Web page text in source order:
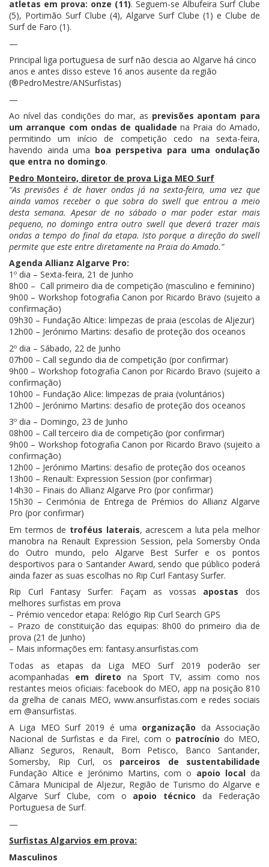
atletas em prova: onze (11). Seguem-se Albufeira Surf Clube
(5), Portimão Surf Clube (4), Algarve Surf Clube (1) e Clube de
Surf de Faro (1).
—
Principal liga portuguesa de surf não descia ao Algarve há cinco
anos e antes disso esteve 16 anos ausente da região
(®PedroMestre/ANSurfistas)
—
Ao nível das condições do mar, as previsões apontam para
um arranque com ondas de qualidade na Praia do Amado,
permitindo um início de competição cedo na sexta-feira,
havendo ainda uma boa perspetiva para uma ondulação
que entra no domingo.
Pedro Monteiro, diretor de prova Liga MEO Surf
“As previsões é de haver ondas já na sexta-feira, uma vez que
ainda vamos receber o que sobra do swell que entrou a meio
desta semana. Apesar de no sábado o mar poder estar mais
pequeno, no domingo entra outro swell que deverá trazer mais
ondas a tempo do final da etapa. Isto porque a direção do swell
permite que este entre diretamente na Praia do Amado.”
Agenda Allianz Algarve Pro:
1º dia – Sexta-feira, 21 de Junho
8h00 – Call primeiro dia de competição (masculino e feminino)
9h00 – Workshop fotografia Canon por Ricardo Bravo (sujeito a
confirmação)
09h30 – Fundação Altice: limpezas de praia (escolas de Aljezur)
12h00 – Jerónimo Martins: desafio de proteção dos oceanos
2º dia – Sábado, 22 de Junho
07h00 – Call segundo dia de competição (por confirmar)
9h00 – Workshop fotografia Canon por Ricardo Bravo (sujeito a
confirmação)
10h00 – Fundação Alice: limpezas de praia (voluntários)
12h00 – Jerónimo Martins: desafio de proteção dos oceanos
3º dia – Domingo, 23 de Junho
08h00 – Call terceiro dia de competição (por confirmar)
9h00 – Workshop fotografia Canon por Ricardo Bravo (sujeito a
confirmação)
12h00 – Jerónimo Martins: desafio de proteção dos oceanos
13h00 – Renault: Expression Session (por confirmar)
14h30 – Finais do Allianz Algarve Pro (por confirmar)
15h30 – Cerimónia de Entrega de Prémios do Allianz Algarve
Pro (por confirmar)
Em termos de troféus laterais, acrescem a luta pela melhor
manobra na Renault Expression Session, pela Somersby Onda
do Outro mundo, pelo Algarve Best Surfer e os pontos
desportivos para o Santander Award, sendo que público poderá
ainda fazer as suas escolhas no Rip Curl Fantasy Surfer.
Rip Curl Fantasy Surfer: Façam as vossas apostas dos
melhores surfistas em prova
– Prémio vencedor etapa: Relógio Rip Curl Search GPS
– Prazo de constituição das equipas: 8h00 do primeiro dia de
prova (21 de Junho)
– Mais informações em: fantasy.ansurfistas.com
Todas as etapas da Liga MEO Surf 2019 poderão ser
acompanhadas em direto na Sport TV, assim como nos
restantes meios oficiais: facebook do MEO, app na posição 810
da grelha de canais MEO, www.ansurfistas.com e redes sociais
em @ansurfistas.
A Liga MEO Surf 2019 é uma organização da Associação
Nacional de Surfistas e da Fire!, com o patrocínio do MEO,
Allianz Seguros, Renault, Bom Petisco, Banco Santander,
Somersby, Rip Curl, os parceiros de sustentabilidade
Fundação Altice e Jerónimo Martins, com o apoio local da
Câmara Municipal de Aljezur, Região de Turismo do Algarve e
Algarve Surf Clube, com o apoio técnico da Federação
Portuguesa de Surf.
—
Surfistas Algarvios em prova:
Masculinos